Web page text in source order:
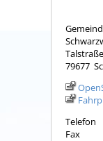
79677
Telefon
Fax